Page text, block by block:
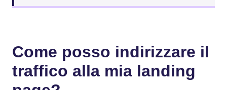
Come posso indirizzare il
traffico alla mia landing